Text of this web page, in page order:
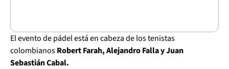
El evento de pádel está en cabeza de los tenistas
colombianosRobert Farah, Alejandro Falla y Juan
Sebastián Cabal.